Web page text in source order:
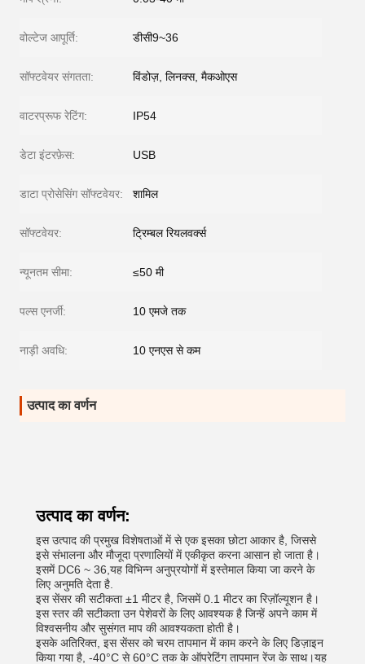
वोल्टेज आपूर्ति: डीसी9~36
सॉफ्टवेयर संगतता: विंडोज़, लिनक्स, मैकओएस
वाटरप्रूफ रेटिंग: IP54
डेटा इंटरफ़ेस: USB
डाटा प्रोसेसिंग सॉफ्टवेयर: शामिल
सॉफ्टवेयर: ट्रिम्बल रियलवर्क्स
न्यूनतम सीमा: ≤50 मी
पल्स एनर्जी: 10 एमजे तक
नाड़ी अवधि: 10 एनएस से कम
उत्पाद का वर्णन
उत्पाद का वर्णन:
इस उत्पाद की प्रमुख विशेषताओं में से एक इसका छोटा आकार है, जिससे
इसे संभालना और मौजूदा प्रणालियों में एकीकृत करना आसान हो जाता है।
इसमें DC6 ~ 36,यह विभिन्न अनुप्रयोगों में इस्तेमाल किया जा करने के
लिए अनुमति देता है.
इस सेंसर की सटीकता ±1 मीटर है, जिसमें 0.1 मीटर का रिज़ॉल्यूशन है।
इस स्तर की सटीकता उन पेशेवरों के लिए आवश्यक है जिन्हें अपने काम में
विश्वसनीय और सुसंगत माप की आवश्यकता होती है।
इसके अतिरिक्त, इस सेंसर को चरम तापमान में काम करने के लिए डिज़ाइन
किया गया है, -40°C से 60°C तक के ऑपरेटिंग तापमान रेंज के साथ।यह